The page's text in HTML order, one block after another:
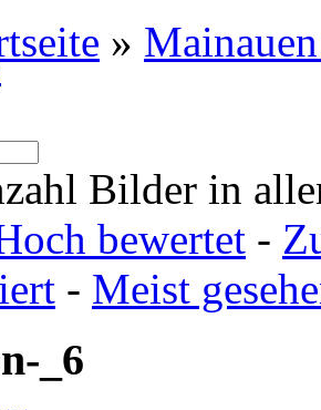
»
Bilder in
bewertet -
- Meist
_6